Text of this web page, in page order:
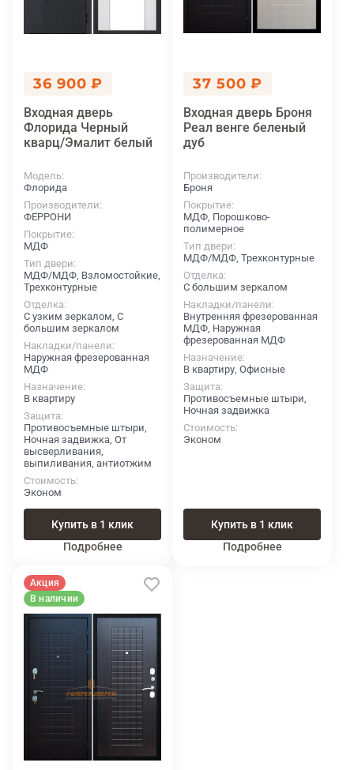
36 900 ₽
Входная дверь
Флорида Черный
кварц/Эмалит белый
Модель
Флорида
Производители
ФЕРРОНИ
Покрытие
МДФ
Тип двери
МДФ/МДФ, Взломостойкие,
Трехконтурные
Отделка
С узким зеркалом, С
большим зеркалом
Накладки/панели
Наружная фрезерованная
МДФ
Назначение
В квартиру
Защита
Противосъемные штыри,
Ночная задвижка, От
высверливания,
выпиливания, антиотжим
Стоимость
Эконом
Купить в 1 клик
Подробнее
37 500 ₽
Входная дверь Броня
Реал венге беленый
дуб
Производители
Броня
Покрытие
МДФ, Порошково-
полимерное
Тип двери
МДФ/МДФ, Трехконтурные
Отделка
С большим зеркалом
Накладки/панели
Внутренняя фрезерованная
МДФ, Наружная
фрезерованная МДФ
Назначение
В квартиру, Офисные
Защита
Противосъемные штыри,
Ночная задвижка
Стоимость
Эконом
Купить в 1 клик
Подробнее
Акция
В наличии